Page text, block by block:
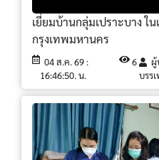
เยี่ยมบ้านกลุ่มเปราะบาง
กรุงเทพมหานคร
04 ส.ค. 69 :
16:46:50. น.
6
ผู้
บรร